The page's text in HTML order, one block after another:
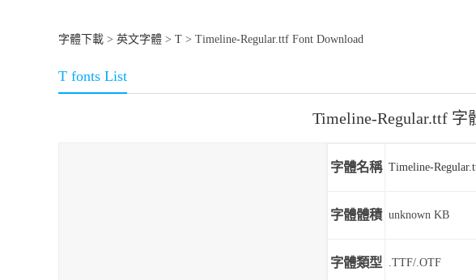
字體下載 > 英文字體 > T > Timeline-Regular.ttf Font Download
T fonts List
Timeline-Regular.ttf 字
字體名稱 Timeline-
字體體積 unknown KB
字體類型 .TTF/.OTF